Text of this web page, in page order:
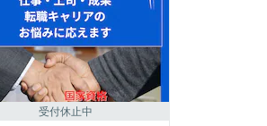
受付休止中